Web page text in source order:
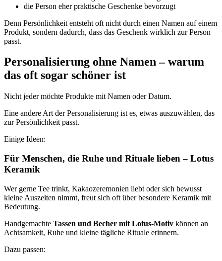
die Person eher praktische Geschenke bevorzugt
Denn Persönlichkeit entsteht oft nicht durch einen Namen auf einem
Produkt, sondern dadurch, dass das Geschenk wirklich zur Person
passt.
Personalisierung ohne Namen – warum
das oft sogar schöner ist
Nicht jeder möchte Produkte mit Namen oder Datum.
Eine andere Art der Personalisierung ist es, etwas auszuwählen, das
zur Persönlichkeit passt.
Einige Ideen:
Für Menschen, die Ruhe und Rituale lieben – Lotus
Keramik
Wer gerne Tee trinkt, Kakaozeremonien liebt oder sich bewusst
kleine Auszeiten nimmt, freut sich oft über besondere Keramik mit
Bedeutung.
Handgemachte Tassen und Becher mit Lotus-Motiv können an
Achtsamkeit, Ruhe und kleine tägliche Rituale erinnern.
Dazu passen: